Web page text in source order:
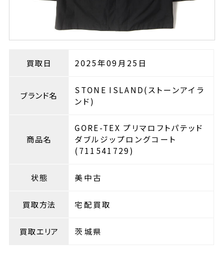
買取日 2025年09月25日
ブランド名
STONE ISLAND(ストーンアイラ
ンド)
商品名
GORE-TEX プリマロフトパテッド
ダブルジップロングコート
(711541729)
状態 美中古
買取方法 宅配買取
買取エリア 茨城県